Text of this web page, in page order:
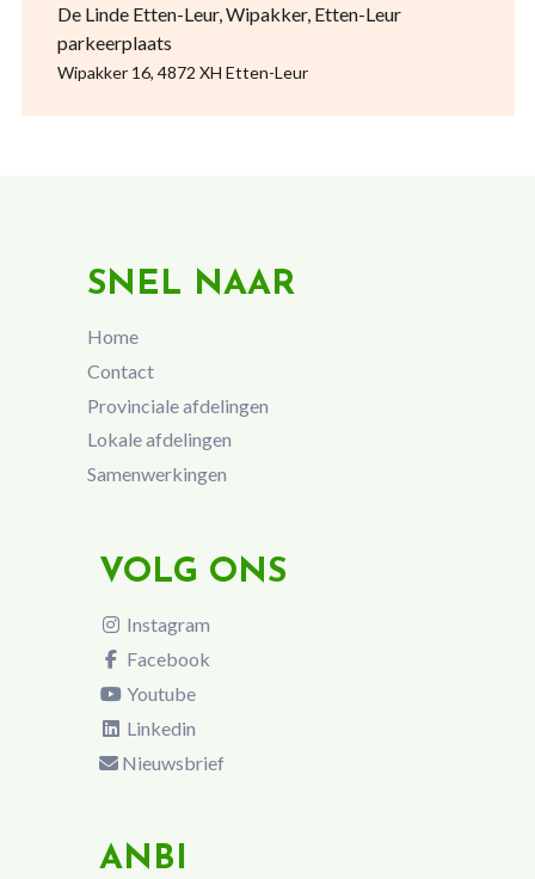
De Linde Etten-Leur, Wipakker, Etten-Leur
parkeerplaats
Wipakker 16, 4872 XH Etten-Leur
SNEL NAAR
Home
Contact
Provinciale afdelingen
Lokale afdelingen
Samenwerkingen
VOLG ONS
Instagram
Facebook
Youtube
Linkedin
Nieuwsbrief
ANBI